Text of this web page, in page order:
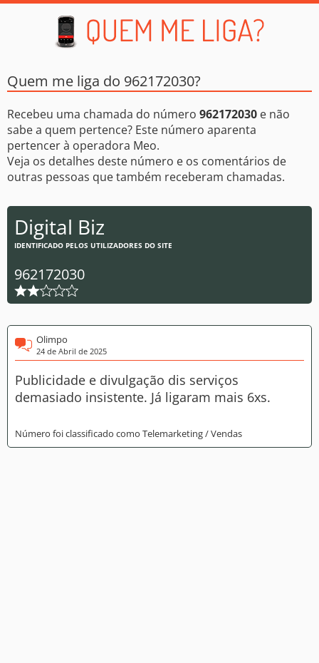
Quem me liga do 962172030?
Recebeu uma chamada do número 962172030 e não
sabe a quem pertence? Este número aparenta
pertencer à operadora Meo.
Veja os detalhes deste número e os comentários de
outras pessoas que também receberam chamadas.
Digital Biz
IDENTIFICADO PELOS UTILIZADORES DO SITE
962172030
Olimpo
24 de Abril de 2025
Publicidade e divulgação dis serviços
demasiado insistente. Já ligaram mais 6xs.
Número foi classificado como Telemarketing / Vendas